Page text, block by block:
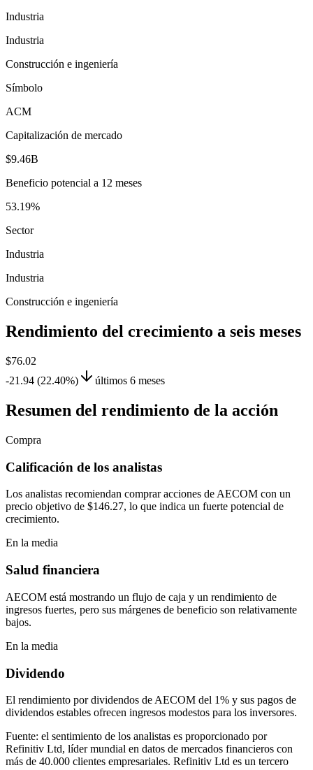
Industria
Industria
Construcción e ingeniería
Símbolo
ACM
Capitalización de mercado
$9.46B
Beneficio potencial a 12 meses
53.19%
Sector
Industria
Industria
Construcción e ingeniería
Rendimiento del crecimiento a seis meses
$76.02
-21.94 (22.40%)
últimos 6 meses
Resumen del rendimiento de la acción
Compra
Calificación de los analistas
Los analistas recomiendan comprar acciones de AECOM con un
precio objetivo de $146.27, lo que indica un fuerte potencial de
crecimiento.
En la media
Salud financiera
AECOM está mostrando un flujo de caja y un rendimiento de
ingresos fuertes, pero sus márgenes de beneficio son relativamente
bajos.
En la media
Dividendo
El rendimiento por dividendos de AECOM del 1% y sus pagos de
dividendos estables ofrecen ingresos modestos para los inversores.
Fuente: el sentimiento de los analistas es proporcionado por
Refinitiv Ltd, líder mundial en datos de mercados financieros con
más de 40.000 clientes empresariales. Refinitiv Ltd es un tercero